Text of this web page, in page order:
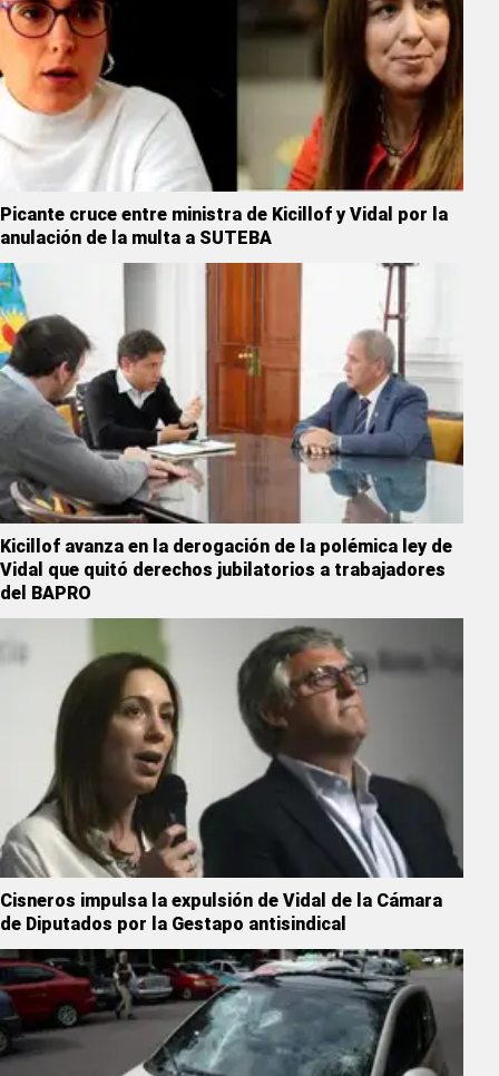
Picante cruce entre ministra de Kicillof y Vidal por la
anulación de la multa a SUTEBA
Kicillof avanza en la derogación de la polémica ley de
Vidal que quitó derechos jubilatorios a trabajadores
del BAPRO
Cisneros impulsa la expulsión de Vidal de la Cámara
de Diputados por la Gestapo antisindical